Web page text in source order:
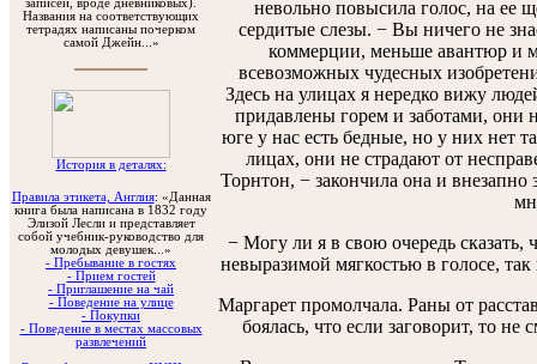
записей, вроде дневниковых).
Названия на соответствующих
тетрадях написаны почерком
самой Джейн...»
История в деталях:
Правила этикета, Англия: «Данная
книга была написана в 1832 году
Элизой Лесли и представляет
собой учебник-руководство для
молодых девушек...»
- Пребывание в гостях
- Прием гостей
- Приглашение на чай
- Поведение на улице
- Покупки
- Поведение в местах массовых
развлечений
невольно повысила голос, на ее
сердитые слезы. − Вы ничего не
коммерции, меньше авантюр и
всевозможных чудесных
Здесь на улицах я нередко вижу
придавлены горем и заботами, они
юге у нас есть бедные, но у них нет
лицах, они не страдают от
Торнтон, − закончила она и внезапно
− Могу ли я в свою очередь сказать,
невыразимой мягкостью в голосе, так
Маргарет промолчала. Раны от
боялась, что если заговорит, то